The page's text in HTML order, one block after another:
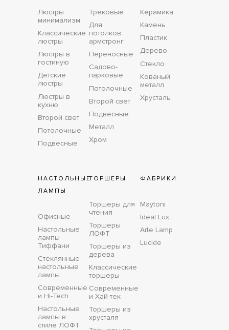
Люстры
минимализм
Классические
люстры
Люстры в
гостиную
Детские
люстры
Люстры в
кухню
Второй свет
Потолочные
Подвесные
Трековые
Для
потолков
армстронг
Переносные
Садово-
парковые
Потолочные
Второй свет
Подвесные
Металл
Хром
Керамика
Камень
Пластик
Дерево
Стекло
Кованый
металл
Хрусталь
НАСТОЛЬНЫЕ
ЛАМПЫ
Офисные
Настольные
лампы
Тиффани
Стеклянные
настольные
лампы
Современные
и Hi-Tech
Настольные
лампы в
стиле ЛОФТ
ТОРШЕРЫ
Торшеры для
чтения
Торшеры
ЛОФТ
Торшеры из
дерева
Классические
торшеры
Современные
и Хай-тек
Торшеры из
хрусталя
ФАБРИКИ
Maytoni
Ideal Lux
Arte Lamp
Lucide